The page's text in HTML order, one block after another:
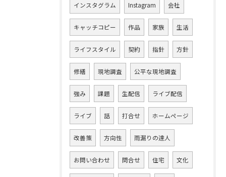
インスタグラム Instagram 会社
キャッチコピー 作品 家族 生活
ライフスタイル 契約 指針 方針
修繕 現地調査 公平な現地調査
強み 課題 生配信 ライブ配信
ライブ 話 打合せ ホームページ
改善策 方向性 雨漏りの達人
お問い合わせ 問合せ 住宅 文化